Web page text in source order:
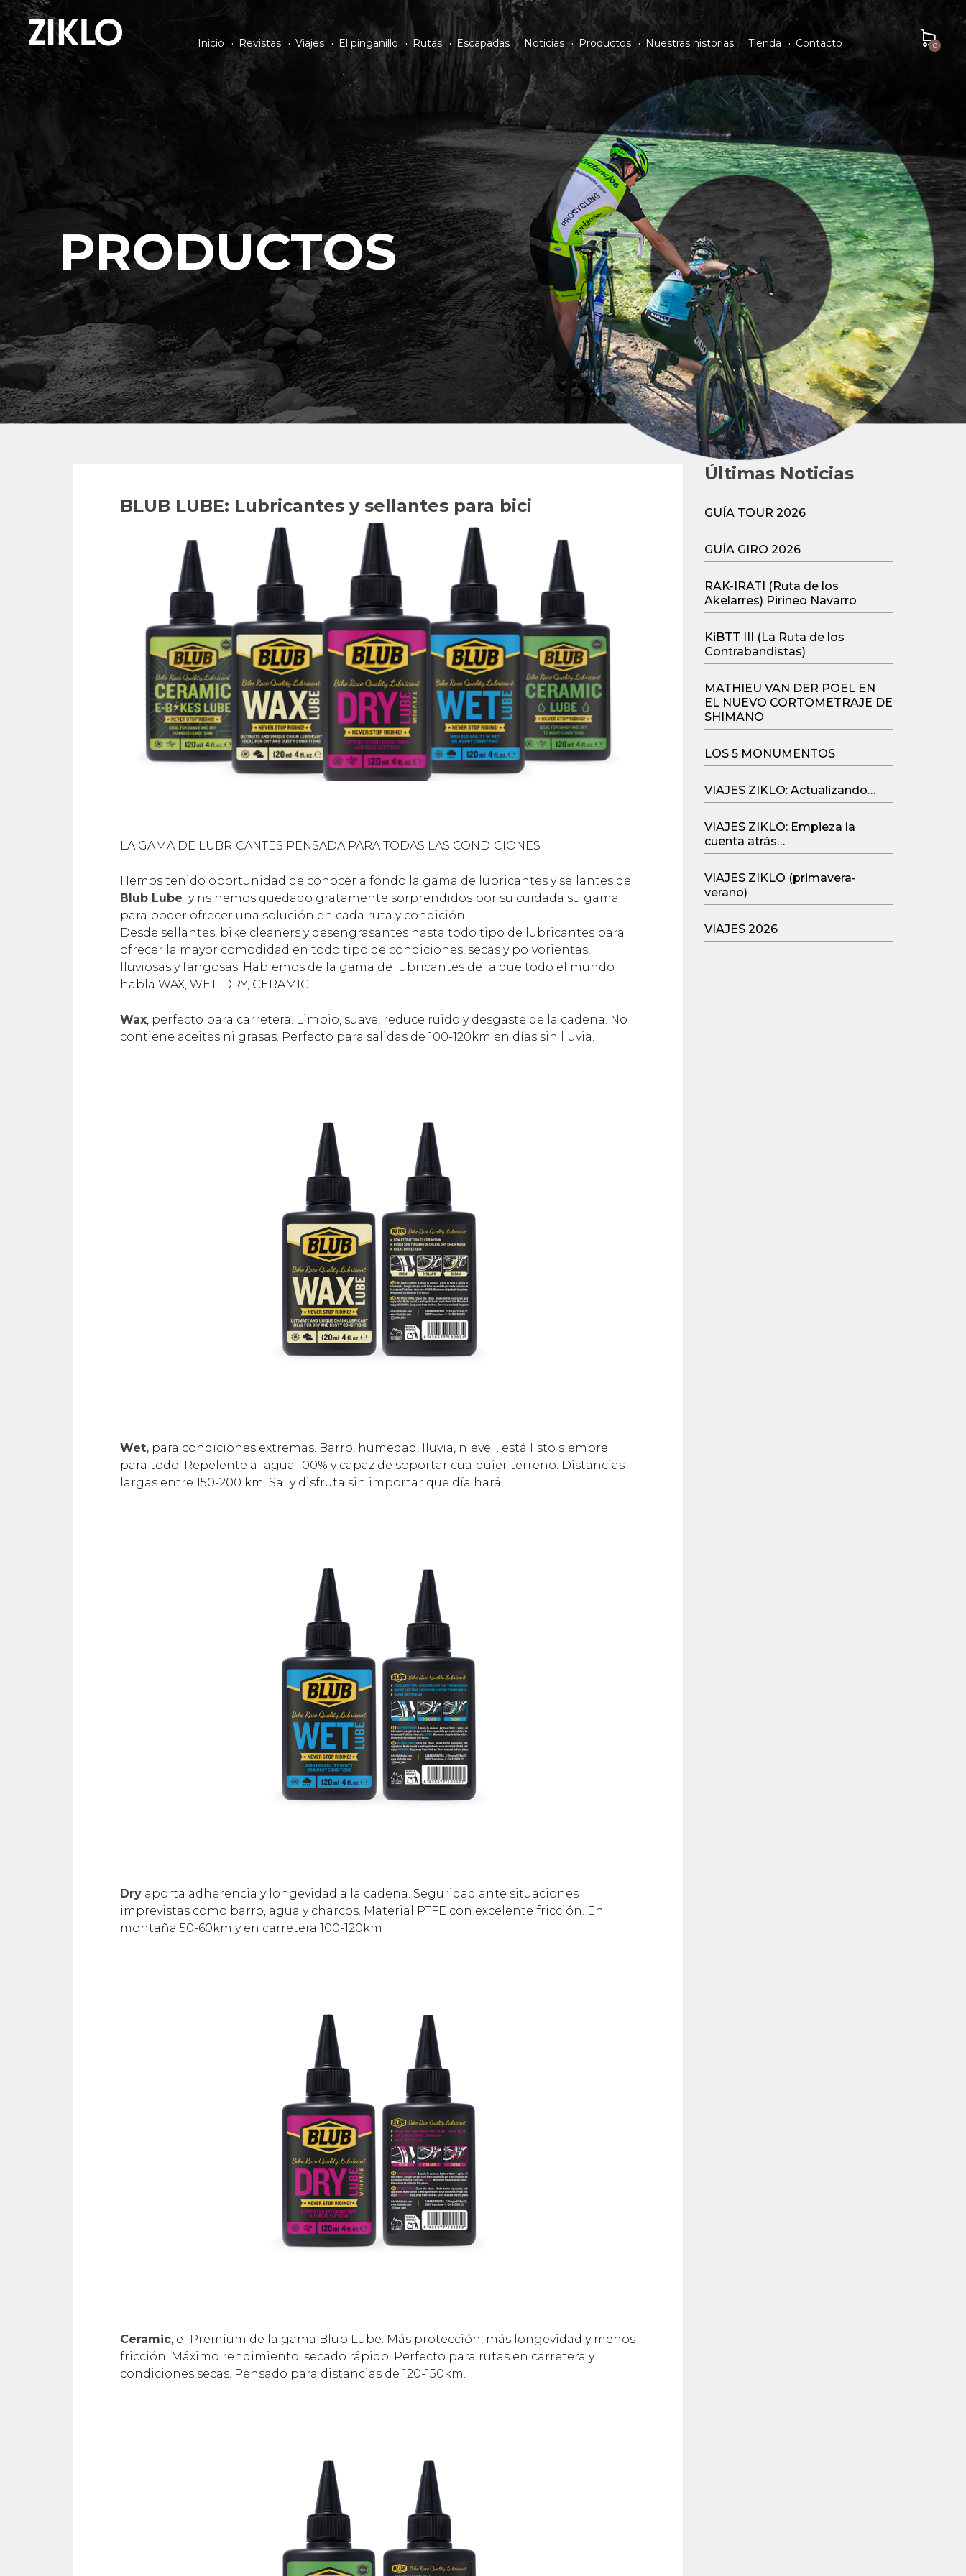
Inicio Revistas Viajes El pinganillo Rutas Escapadas Noticias Productos Nuestras historias Tienda Contacto 0
PRODUCTOS
BLUB LUBE: Lubricantes y sellantes para bici
LA GAMA DE LUBRICANTES PENSADA PARA TODAS LAS CONDICIONES
Hemos tenido oportunidad de conocer a fondo la gama de lubricantes y sellantes de
Blub Lube y ns hemos quedado gratamente sorprendidos por su cuidada su gama
para poder ofrecer una solución en cada ruta y condición.
Desde sellantes, bike cleaners y desengrasantes hasta todo tipo de lubricantes para
ofrecer la mayor comodidad en todo tipo de condiciones, secas y polvorientas,
lluviosas y fangosas. Hablemos de la gama de lubricantes de la que todo el mundo
habla WAX, WET, DRY, CERAMIC.
Wax, perfecto para carretera. Limpio, suave, reduce ruido y desgaste de la cadena. No
contiene aceites ni grasas. Perfecto para salidas de 100-120km en días sin lluvia.
Wet, para condiciones extremas. Barro, humedad, lluvia, nieve… está listo siempre
para todo. Repelente al agua 100% y capaz de soportar cualquier terreno. Distancias
largas entre 150-200 km. Sal y disfruta sin importar que día hará.
Dry aporta adherencia y longevidad a la cadena. Seguridad ante situaciones
imprevistas como barro, agua y charcos. Material PTFE con excelente fricción. En
montaña 50-60km y en carretera 100-120km
Ceramic, el Premium de la gama Blub Lube. Más protección, más longevidad y menos
fricción. Máximo rendimiento, secado rápido. Perfecto para rutas en carretera y
condiciones secas. Pensado para distancias de 120-150km.
Últimas Noticias
GUÍA TOUR 2026
GUÍA GIRO 2026
RAK-IRATI (Ruta de los
Akelarres) Pirineo Navarro
KiBTT III (La Ruta de los
Contrabandistas)
MATHIEU VAN DER POEL EN
EL NUEVO CORTOMETRAJE DE
SHIMANO
LOS 5 MONUMENTOS
VIAJES ZIKLO: Actualizando…
VIAJES ZIKLO: Empieza la
cuenta atrás…
VIAJES ZIKLO (primavera-
verano)
VIAJES 2026